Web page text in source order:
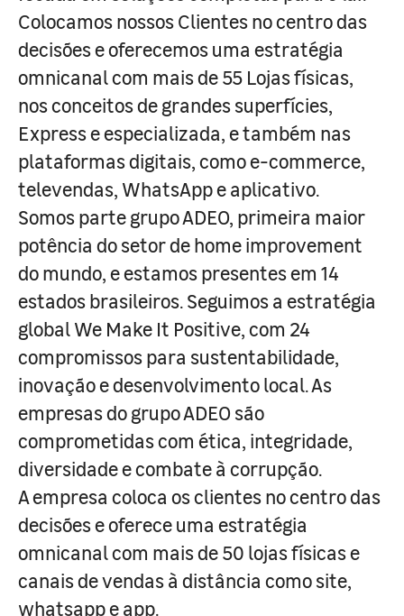
Colocamos nossos Clientes no centro das
decisões e oferecemos uma estratégia
omnicanal com mais de 55 Lojas físicas,
nos conceitos de grandes superfícies,
Express e especializada, e também nas
plataformas digitais, como e-commerce,
televendas, WhatsApp e aplicativo.
Somos parte grupo ADEO, primeira maior
potência do setor de home improvement
do mundo, e estamos presentes em 14
estados brasileiros. Seguimos a estratégia
global We Make It Positive, com 24
compromissos para sustentabilidade,
inovação e desenvolvimento local. As
empresas do grupo ADEO são
comprometidas com ética, integridade,
diversidade e combate à corrupção.
A empresa coloca os clientes no centro das
decisões e oferece uma estratégia
omnicanal com mais de 50 lojas físicas e
canais de vendas à distância como site,
whatsapp e app.